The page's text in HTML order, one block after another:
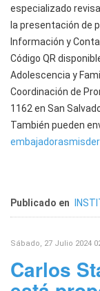
especializado
la presentación de
Información y
Código QR
Adolescencia y
Coordinación de
1162 en San
También pueden
Publicado en
Sábado, 27 Julio 2024
Carlos